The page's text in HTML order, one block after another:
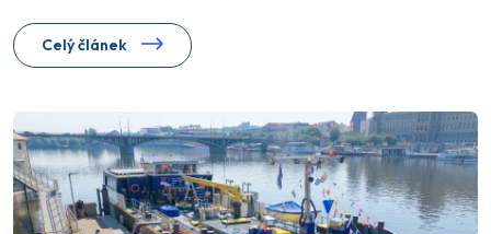
Celý článek